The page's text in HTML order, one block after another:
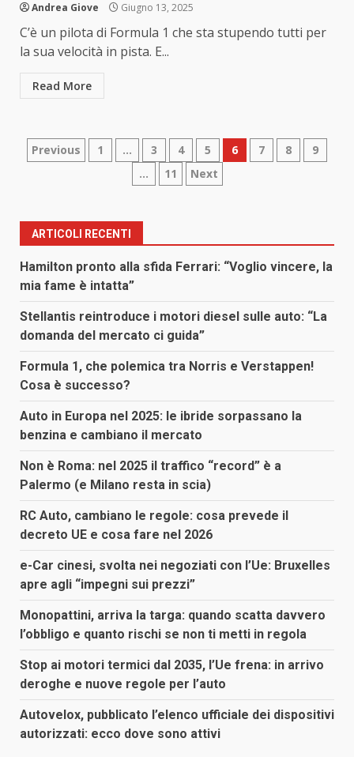
Andrea Giove Giugno 13, 2025
C’è un pilota di Formula 1 che sta stupendo tutti per
la sua velocità in pista. E...
Read More
Paginazione
articoli
Previous 1 … 3 4 5 6 7 8
9
…
11 Next
ARTICOLI RECENTI
Hamilton pronto alla sfida Ferrari: “Voglio vincere, la
mia fame è intatta”
Stellantis reintroduce i motori diesel sulle auto: “La
domanda del mercato ci guida”
Formula 1, che polemica tra Norris e Verstappen!
Cosa è successo?
Auto in Europa nel 2025: le ibride sorpassano la
benzina e cambiano il mercato
Non è Roma: nel 2025 il traffico “record” è a
Palermo (e Milano resta in scia)
RC Auto, cambiano le regole: cosa prevede il
decreto UE e cosa fare nel 2026
e-Car cinesi, svolta nei negoziati con l’Ue: Bruxelles
apre agli “impegni sui prezzi”
Monopattini, arriva la targa: quando scatta davvero
l’obbligo e quanto rischi se non ti metti in regola
Stop ai motori termici dal 2035, l’Ue frena: in arrivo
deroghe e nuove regole per l’auto
Autovelox, pubblicato l’elenco ufficiale dei dispositivi
autorizzati: ecco dove sono attivi